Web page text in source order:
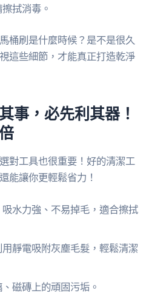
拭消毒。
桶刷是什麼時候？是不是很久
這些細節，才能真正打造乾淨
事，必先利其器！
對工具也很重要！好的清潔工
能讓你更輕鬆省力！
吸水力強、不易掉毛，適合擦拭
用靜電吸附灰塵毛髮，輕鬆清潔
磁磚上的頑固污垢。